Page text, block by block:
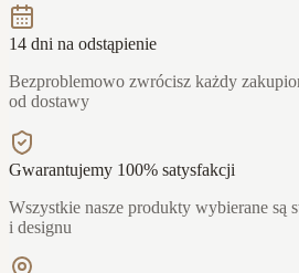
14 dni na odstąpienie
Bezproblemowo zwrócisz każdy
od dostawy
Gwarantujemy 100% satysfakcji
Wszystkie nasze produkty wybierane są
i designu